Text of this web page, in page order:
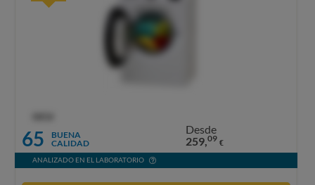
65
BUENA
CALIDAD
Desde
259,09 €
ANALIZADO EN EL LABORATORIO